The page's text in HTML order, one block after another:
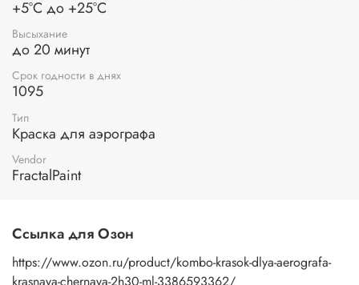
После окончания работы, важно тщательно закрыть банку
с краской, чтобы сохранить ее свойства и качество.
Помимо этого, рекомендуется тщательно очистить
аэрограф и расходные материалы для предотвращения
застывания краски внутри инструмента.
создавать невероятные произведения искусства с
помощью наших акриловых красок по для аэрографа.
Будьте уверены, что каждая ваша работа будет настоящим
произведением искусства, которое привлечет восхищение
+5°С до +25°С
Высыхание
до 20 минут
Срок годности в днях
1095
Тип
Краска для аэрографа
Vendor
FractalPaint
Ссылка для Озон
https://www.ozon.ru/product/kombo-krasok-dlya-aerografa-
krasnaya-chernaya-2h30-ml-3386593362/